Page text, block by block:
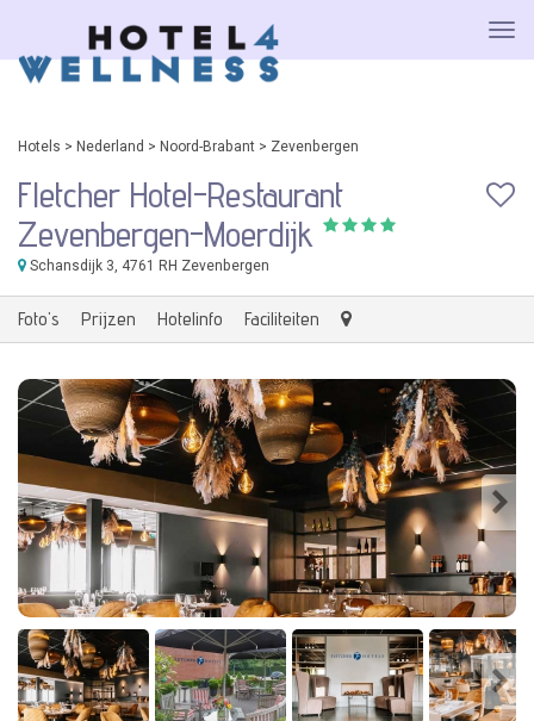
Hotels > Nederland > Noord-Brabant > Zevenbergen
Fletcher Hotel-Restaurant
Zevenbergen-Moerdijk
Schansdijk 3, 4761 RH Zevenbergen
Foto's Prijzen Hotelinfo Faciliteiten